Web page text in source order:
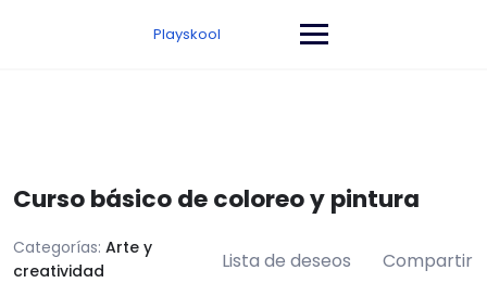
Playskool
Curso básico de coloreo y pintura
Categorías: Arte y
creatividad
Lista de deseos Compartir